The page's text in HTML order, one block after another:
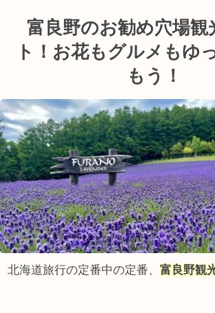
富良野のお勧め穴場観
ト！お花もグルメもゆ
もう！
北海道旅行の定番中の定番、富良野観